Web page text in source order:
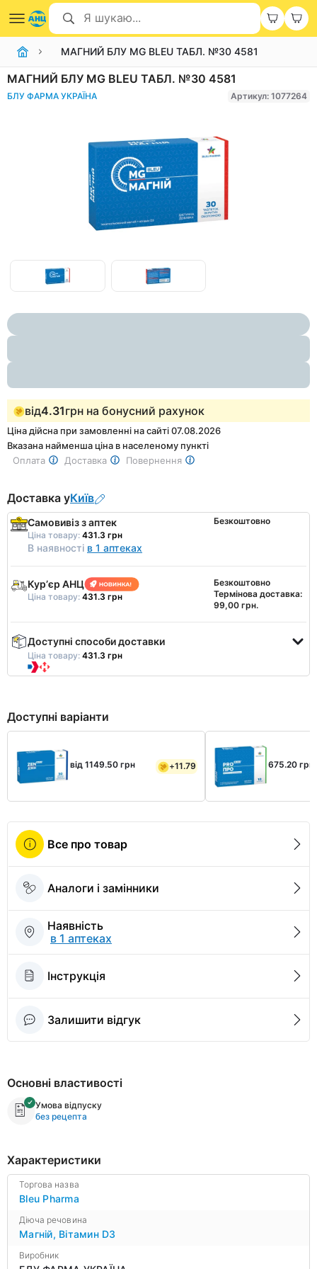
МАГНИЙ БЛУ MG BLEU ТАБЛ. №30 4581
МАГНИЙ БЛУ MG BLEU ТАБЛ. №30 4581
БЛУ ФАРМА УКРАЇНА Артикул: 1077264
Item
of
1
of
від4.31грн на бонусний рахунок
Ціна дійсна при замовленні на сайті 07.08.2026
Вказана найменша ціна в населеному пункті
Оплата
Доставка Повернення
Доставка уКиїв
Самовивіз з аптек
Ціна товару: 431.3 грн
В наявності в 1 аптеках
Безкоштовно
Курʼєр АНЦ
Ціна товару: 431.3 грн
Безкоштовно
Термінова доставка:
99,00 грн.
Доступні способи доставки
Ціна товару: 431.3 грн
Доступні варіанти
від 1149.50 грн +11.79 675.20 грн
Все про товар
Аналоги і замінники
Наявність
в 1 аптеках
Інструкція
Залишити відгук
Основні властивості
Умова відпуску
без рецепта
Характеристики
Торгова назва
Bleu Pharma
Діюча речовина
Магній, Вітамин D3
Виробник